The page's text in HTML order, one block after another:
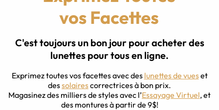
C'est toujours un bon jour pour acheter des
lunettes pour tous en ligne.
Exprimez toutes vos facettes avec des lunettes de vueset
dessolairescorrectrices à bon prix.
Magasinez des milliers de styles avec l’Essayage Virtuel, et
des montures à partir de 9$!